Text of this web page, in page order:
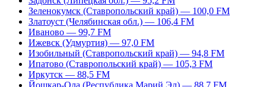
Зеленокумск (Ставропольский край) — 100,0 FM
Златоуст (Челябинская обл.) — 106,4 FM
Иваново — 99,7 FM
Ижевск (Удмуртия) — 97,0 FM
Изобильный (Ставропольский край) — 94,8 FM
Ипатово (Ставропольский край) — 105,3 FM
Иркутск — 88,5 FM
Йошкар-Ола (Республика Марий Эл) — 88,7 FM